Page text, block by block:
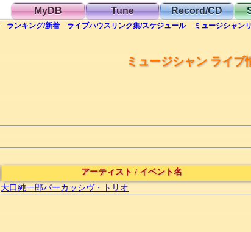
MyDB Tune Record/CD
ランキング/新着 ライブハウス リンク集/スケジュール ミュージシャン
ミュージシャン ライブ
アーティスト / イベント名
大口純一郎パーカッシヴ・トリオ